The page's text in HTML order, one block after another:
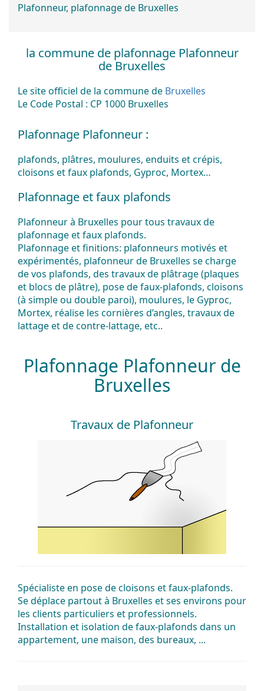
Plafonneur, plafonnagede Bruxelles
la commune de plafonnage Plafonneur
de Bruxelles
Le site officiel de la commune de Bruxelles
Le Code Postal : CP 1000 Bruxelles
Plafonnage Plafonneur :
plafonds, plâtres, moulures, enduits et crépis,
cloisons et faux plafonds, Gyproc, Mortex…
Plafonnage et faux plafonds
Plafonneur à Bruxelles pour tous travaux de
plafonnage et faux plafonds.
Plafonnage et finitions: plafonneurs motivés et
expérimentés, plafonneur de Bruxelles se charge
de vos plafonds, des travaux de plâtrage (plaques
et blocs de plâtre), pose de faux-plafonds, cloisons
(à simple ou double paroi), moulures, le Gyproc,
Mortex, réalise les cornières d’angles, travaux de
lattage et de contre-lattage, etc..
Plafonnage Plafonneur de
Bruxelles
Travaux de Plafonneur
Spécialiste en pose de cloisons et faux-plafonds.
Se déplace partout à Bruxelles et ses environs pour
les clients particuliers et professionnels.
Installation et isolation de faux-plafonds dans un
appartement, une maison, des bureaux, ...